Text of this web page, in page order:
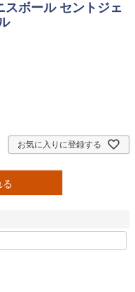
スボール セントジェ
お気に入りに登録する
る